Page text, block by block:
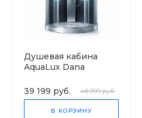
Душевая кабина
AquaLux Dana
39 199 руб.
48 999 руб.
В КОРЗИНУ